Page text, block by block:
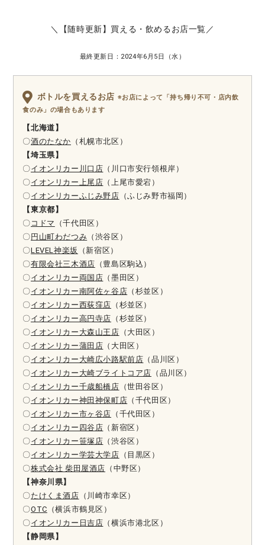
＼【随時更新】買える・飲めるお店一覧／
最終更新日：2024年6月5日（水）
ボトルを買えるお店 ※お店によって「持ち帰り不可・店内飲
食のみ」の場合もあります
【北海道】
〇酒のたなか （札幌市北区）
【埼玉県】
〇イオンリカー川口店 （川口市安行領根岸）
〇イオンリカー上尾店 （上尾市愛宕）
〇イオンリカーふじみ野店 （ふじみ野市福岡）
【東京都】
〇 コドマ
（千代田区）
〇 円山町わだつみ （渋谷区）
〇LEVEL神楽坂
（新宿区）
〇有限会社三木酒店 （豊島区駒込）
〇イオンリカー両国店 （墨田区）
〇イオンリカー南阿佐ヶ谷店 （杉並区）
〇イオンリカー西荻窪店 （杉並区）
〇イオンリカー高円寺店 （杉並区）
〇イオンリカー大森山王店 （大田区）
〇イオンリカー蒲田店 （大田区）
〇イオンリカー大崎広小路駅前店 （品川区）
〇イオンリカー大崎ブライトコア店 （品川区）
〇イオンリカー千歳船橋店 （世田谷区）
〇イオンリカー神田神保町店 （千代田区）
〇イオンリカー市ヶ谷店 （千代田区）
〇イオンリカー四谷店 （新宿区）
〇イオンリカー笹塚店 （渋谷区）
〇イオンリカー学芸大学店 （目黒区）
〇株式会社 柴田屋酒店 （中野区）
【神奈川県】
〇たけくま酒店 （川崎市幸区）
〇OTC （横浜市鶴見区）
〇イオンリカー日吉店 （横浜市港北区）
【静岡県】